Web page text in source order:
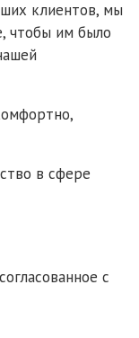
клиентов, мы
чтобы им было
в сфере
с